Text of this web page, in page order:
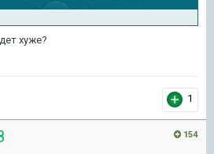
хуже?
1
154